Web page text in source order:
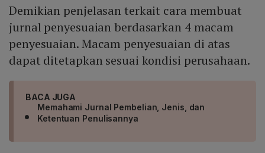
Demikian penjelasan terkait cara membuat
jurnal penyesuaian berdasarkan 4 macam
penyesuaian. Macam penyesuaian di atas
dapat ditetapkan sesuai kondisi perusahaan.
BACA JUGA
Memahami Jurnal Pembelian, Jenis, dan
Ketentuan Penulisannya